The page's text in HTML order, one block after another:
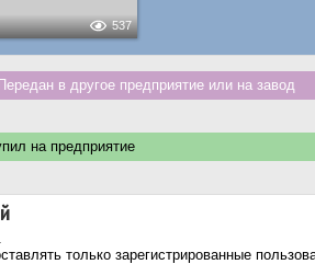
537
в другое предприятие или на завод
на предприятие
только зарегистрированные